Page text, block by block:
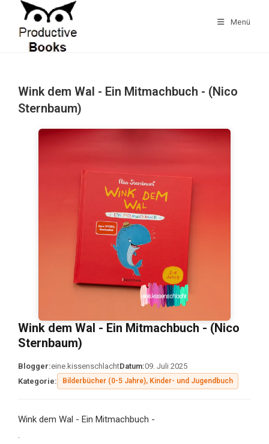
springen
Menü
Wink dem Wal - Ein Mitmachbuch - (Nico
Sternbaum)
Wink dem Wal - Ein Mitmachbuch - (Nico
Sternbaum)
Blogger:eine.kissenschlachtDatum:09. Juli 2025
Kategorie:
Bilderbücher (0-5 Jahre), Kinder- und Jugendbuch
Wink dem Wal - Ein Mitmachbuch -
.